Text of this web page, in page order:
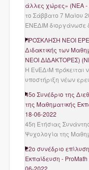
άλλες χώρες» (ΝΈΑ -
το Σάββατο 7 Μαίου
ΕΝΕΔΙΜ διοργάνωσε
ΠΡΟΣΚΛΗΣΗ ΝΕΟΙ
Διδακτικής των
ΝΕΟΙ ΔΙΔΑΚΤΟΡΕΣ) (
Η ΕνΕΔιΜ πρόκειται
υποστήριξη νέων
45ο Συνέδριο της
της Μαθηματικής
18-06-2022
45η Ετήσιας
Ψυχολογία της
22ο συνέδριο
Εκπαίδευση - ProMath
06-2022